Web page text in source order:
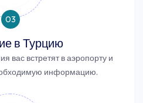
03
в Турцию
вас встретят в аэропорту и
информацию.